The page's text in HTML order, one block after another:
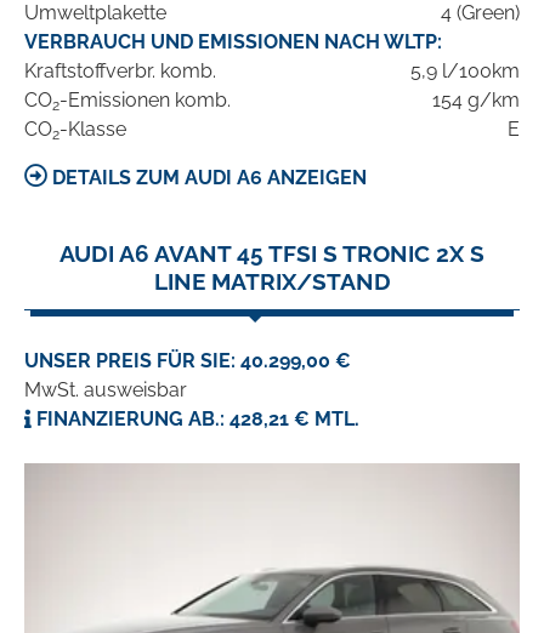
Umweltplakette
4 (Green)
VERBRAUCH UND EMISSIONEN NACH WLTP:
Kraftstoffverbr. komb.
5,9 l/100km
CO2-Emissionen komb.
154 g/km
CO2-Klasse E
DETAILS ZUM AUDI A6 ANZEIGEN
AUDI A6 AVANT 45 TFSI S TRONIC 2X S
LINE MATRIX/STAND
UNSER PREIS FÜR SIE: 40.299,00 €
MwSt. ausweisbar
FINANZIERUNG AB.: 428,21 € MTL.